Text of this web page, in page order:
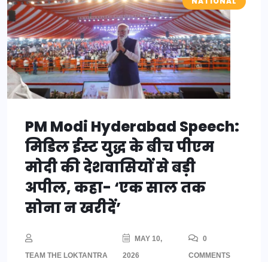
PM Modi Hyderabad Speech:
मिडिल ईस्ट युद्ध के बीच पीएम
मोदी की देशवासियों से बड़ी
अपील, कहा- ‘एक साल तक
सोना न खरीदें’
TEAM THE LOKTANTRA
MAY 10,
2026
0
COMMENTS